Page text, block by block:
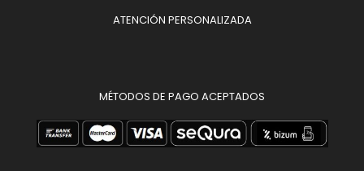
ATENCIÓN PERSONALIZADA
MÉTODOS DE PAGO ACEPTADOS